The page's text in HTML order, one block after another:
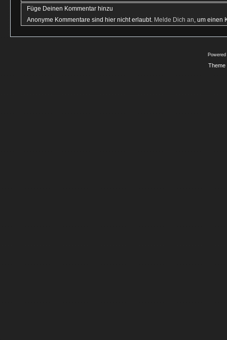
Füge Deinen Kommentar hinzu
Anonyme Kommentare sind hier nicht erlaubt. Melde Dich an, um einen
Theme